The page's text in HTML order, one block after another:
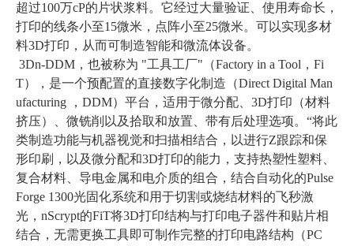
超过100万cP的片状浆料。它经过大量验证、使用寿命长，
打印的线条小至15微米，点阵小至25微米。可以实现多材
料3D打印，从而可制造智能和微流体设备。
3Dn-DDM，也被称为 "工具工厂"（Factory in a Tool，Fi
T），是一个预配置的直接数字化制造（Direct Digital Man
ufacturing ，DDM）平台，适用于微分配、3D打印（材料
挤压）、微铣削以及拾取和放置、带有后处理选项。“将此
类制造功能与机器视觉和扫描相结合，以进行Z跟踪和保
形印刷，以及微分配和3D打印的能力，支持热塑性塑料、
复合材料、导电金属和电介质的组合，结合自动化的Pulse
Forge 1300光固化系统和用于切割或烧结材料的飞秒激
光，nScrypt的FiT将3D打印结构与打印电子器件和贴片相
结合，无需更换工具即可制作完整的打印电路结构（PC